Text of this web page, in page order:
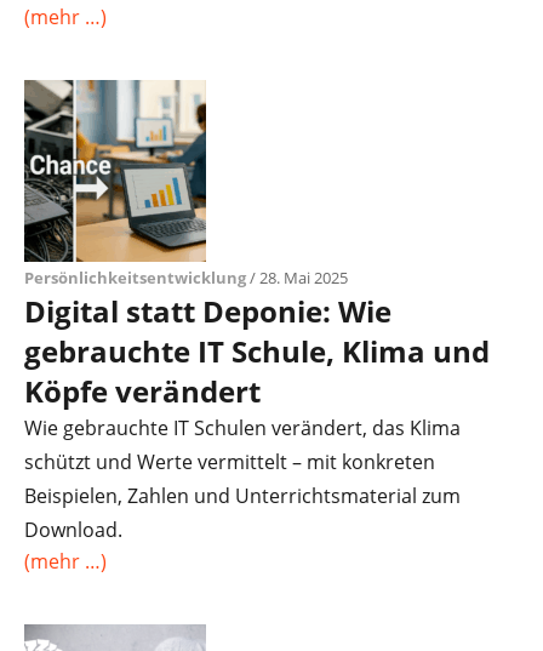
(mehr …)
Persönlichkeitsentwicklung/ 28. Mai 2025
Digital statt Deponie: Wie
gebrauchte IT Schule, Klima und
Köpfe verändert
Wie gebrauchte IT Schulen verändert, das Klima
schützt und Werte vermittelt – mit konkreten
Beispielen, Zahlen und Unterrichtsmaterial zum
Download.
(mehr …)